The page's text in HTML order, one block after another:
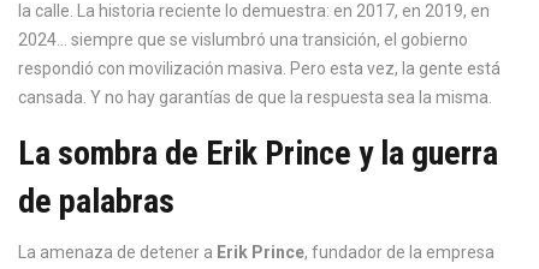
la calle. La historia reciente lo demuestra: en 2017, en 2019, en
2024… siempre que se vislumbró una transición, el gobierno
respondió con movilización masiva. Pero esta vez, la gente está
cansada. Y no hay garantías de que la respuesta sea la misma.
La sombra de Erik Prince y la guerra
de palabras
La amenaza de detener a Erik Prince, fundador de la empresa